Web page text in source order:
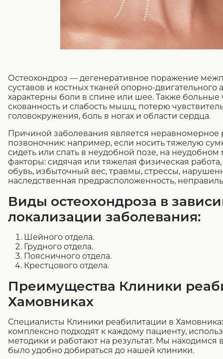
Остеохондроз — дегенеративное поражение
суставов и костных тканей опорно-двигательного
характерны боли в спине или шее. Также больные
скованность и слабость мышц, потерю
головокружения, боль в ногах и области сердца.
Причиной заболевания является неравномерное
позвоночник: например, если носить тяжелую
сидеть или спать в неудобной позе, на
факторы: сидячая или тяжелая физическая
обувь, избыточный вес, травмы, стрессы,
наследственная предрасположенность,
Виды остеохондроза в
локализации заболевания:
Шейного отдела.
Грудного отдела.
Поясничного отдела.
Крестцового отдела.
Преимущества Клиники
Хамовниках
Специалисты Клиники реабилитации в
комплексно подходят к каждому пациенту,
методики и работают на результат. Мы
было удобно добираться до нашей клиники.